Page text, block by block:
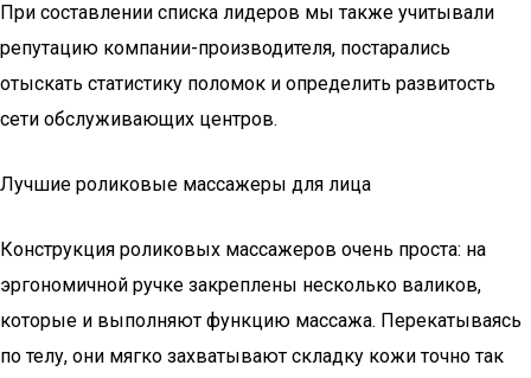
При составлении списка лидеров мы также учитывали
репутацию компании-производителя, постарались
отыскать статистику поломок и определить развитость
сети обслуживающих центров.
Лучшие роликовые массажеры для лица
Конструкция роликовых массажеров очень проста: на
эргономичной ручке закреплены несколько валиков,
которые и выполняют функцию массажа. Перекатываясь
по телу, они мягко захватывают складку кожи точно так